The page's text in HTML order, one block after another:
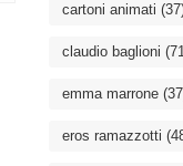
cartoni animati
claudio baglioni
emma marrone
eros ramazzotti